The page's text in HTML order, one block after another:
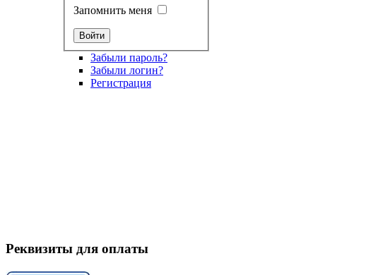
Запомнить меня
Забыли пароль?
Забыли логин?
Регистрация
Реквизиты для оплаты